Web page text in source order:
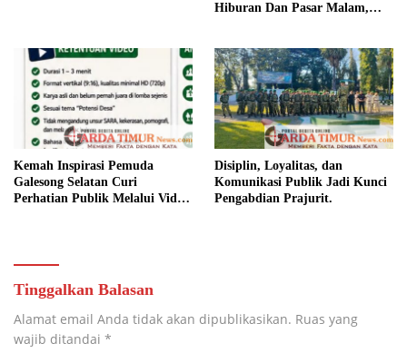
Hiburan Dan Pasar Malam,
Kemah Inspirasi Pemuda
Galesong Selatan Curi
Perhatian Publik Melalui Video
Disiplin, Loyalitas, dan
Komunikasi Publik Jadi Kunci
Pengabdian Prajurit.
Tinggalkan Balasan
Alamat email Anda tidak akan dipublikasikan. Ruas yang
wajib ditandai *